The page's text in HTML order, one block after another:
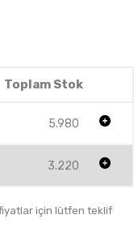
Toplam Stok
5.980
3.220
fiyatlar için lütfen teklif